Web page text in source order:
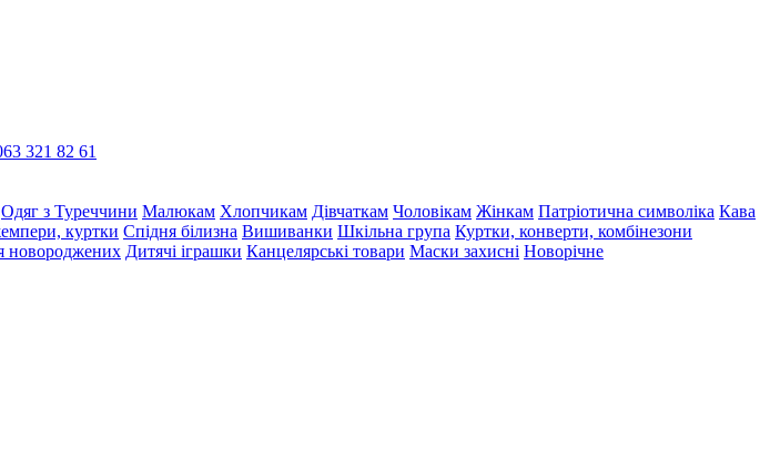
321 82 61
Одяг з Туреччини Малюкам Хлопчикам Дівчаткам Чоловікам Жінкам Патріотична символіка Кава
куртки Спідня білизна Вишиванки Шкільна група Куртки, конверти, комбінезони
новороджених Дитячі іграшки Канцелярські товари Маски захисні Новорічне